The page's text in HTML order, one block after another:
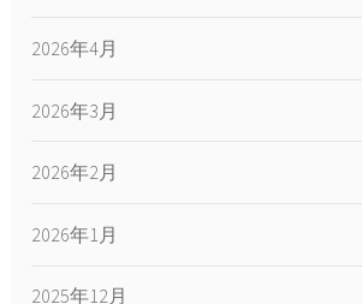
2026年4月
2026年3月
2026年2月
2026年1月
2025年12月